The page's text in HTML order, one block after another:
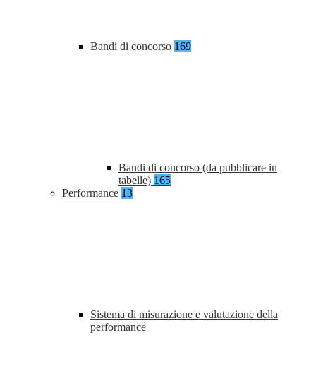
Bandi di concorso 169
Bandi di concorso (da pubblicare in
tabelle) 165
Performance 13
Sistema di misurazione e valutazione della
performance